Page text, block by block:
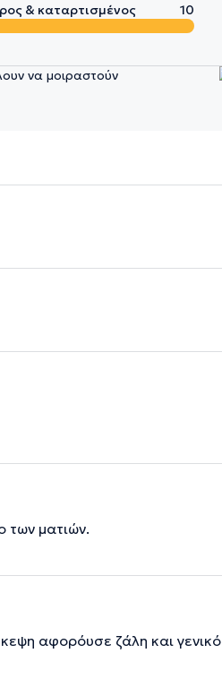
& καταρτισμένος
10
να μοιραστούν
των ματιών.
αφορόυσε ζάλη και γενικό